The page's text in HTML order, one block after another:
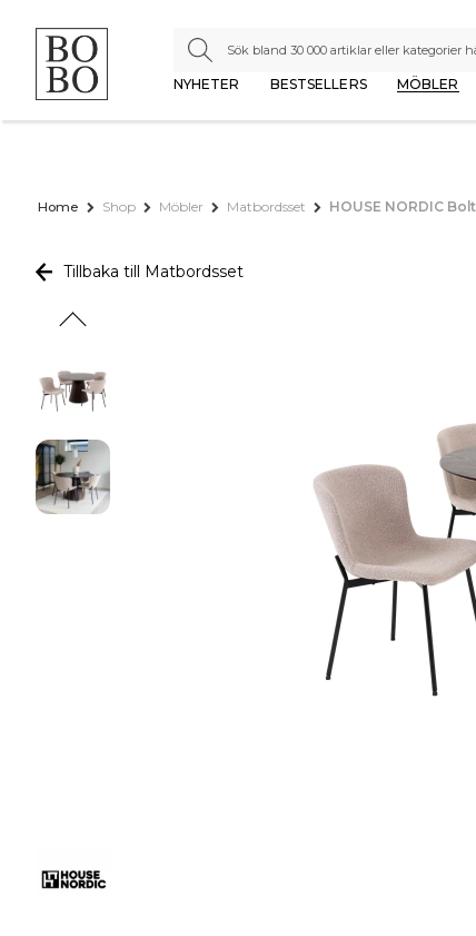
NYHETER BESTSELLERS MÖBLER
Home Shop Möbler Matbordsset HOUSE NORDIC
Tillbaka till Matbordsset